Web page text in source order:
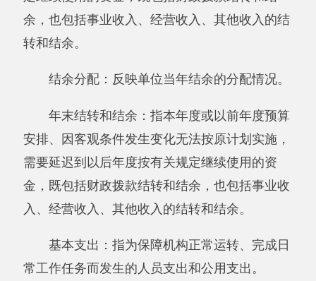
二、《收入支出决算总表》
三、《收入决算表》
四、《支出决算表》
五、《收入支出决算表》
六、《项目收入支出决算表》
七、《行政事业类项目收入支出决算表》
八、《基本建设类项目收入支出决算表》
十、《基本支出决算明细表》